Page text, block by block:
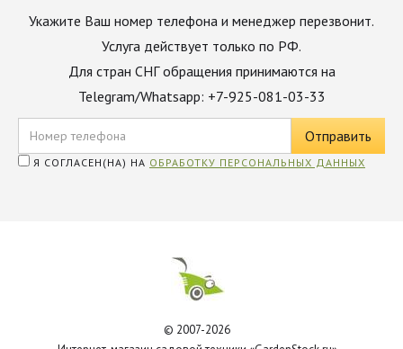
Укажите Ваш номер телефона и менеджер перезвонит.
Услуга действует только по РФ.
Для стран СНГ обращения принимаются на
Telegram/Whatsapp: +7-925-081-03-33
Я СОГЛАСЕН(НА) НА ОБРАБОТКУ ПЕРСОНАЛЬНЫХ ДАННЫХ
© 2007-2026